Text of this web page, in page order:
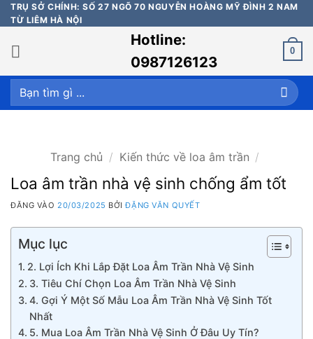
Bỏ
qua
nội
dung
TRỤ SỞ CHÍNH: SỐ 27 NGÕ 70 NGUYỄN HOÀNG MỸ ĐÌNH 2 NAM
TỪ LIÊM HÀ NỘI
Hotline:
0987126123
0
Tìm
kiếm:
Trang chủ / Kiến thức về loa âm trần /
Loa âm trần nhà vệ sinh chống ẩm tốt
ĐĂNG VÀO20/03/2025 BỞIĐẶNG VĂN QUYẾT
Mục lục
2. Lợi Ích Khi Lắp Đặt Loa Âm Trần Nhà Vệ Sinh
3. Tiêu Chí Chọn Loa Âm Trần Nhà Vệ Sinh
4. Gợi Ý Một Số Mẫu Loa Âm Trần Nhà Vệ Sinh Tốt
Nhất
5. Mua Loa Âm Trần Nhà Vệ Sinh Ở Đâu Uy Tín?